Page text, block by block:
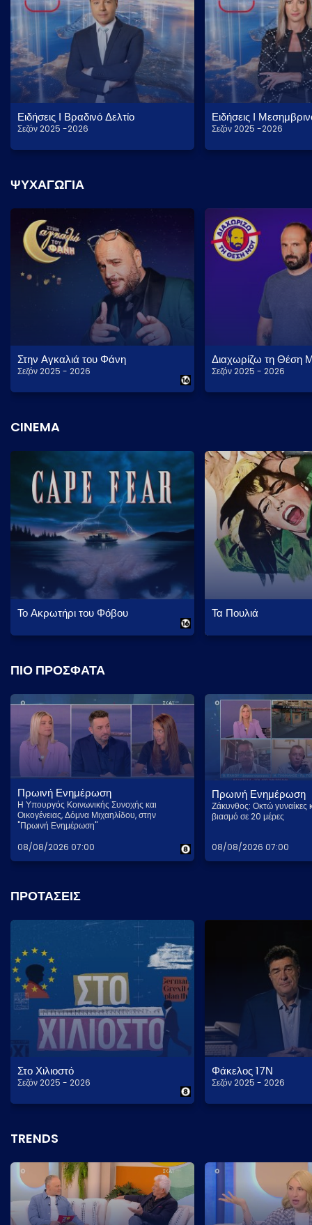
Trending
Cinema
Όμιλος ΣΚΑΪ
Διαφημιστείτε
Επικοινωνία
Βοήθεια
Ειδήσεις Ι Βραδινό Δελτίο
Σεζόν 2025 -2026
Ειδήσεις Ι
Σεζόν 2025 -2026
ΨΥΧΑΓΩΓΙΑ
Στην Αγκαλιά του Φάνη
Σεζόν 2025 - 2026
Διαχωρίζω τη Θέση
Σεζόν 2025 - 2026
CINEMA
Το Ακρωτήρι του Φόβου Τα Πουλιά
ΠΙΟ ΠΡΟΣΦΑΤΑ
Πρωινή Ενημέρωση
Η Υπουργός Κοινωνικής Συνοχής και
Οικογένειας, Δόμνα Μιχαηλίδου, στην
"Πρωινή Ενημέρωση"
08/08/2026 07:00
Πρωινή Ενημέρωση
Ζάκυνθος: Οκτώ γυναίκες
βιασμό σε 20 μέρες
08/08/2026 07:00
ΠΡΟΤΑΣΕΙΣ
Στο Χιλιοστό
Σεζόν 2025 - 2026
Φάκελος 17Ν
Σεζόν 2025 - 2026
TRENDS